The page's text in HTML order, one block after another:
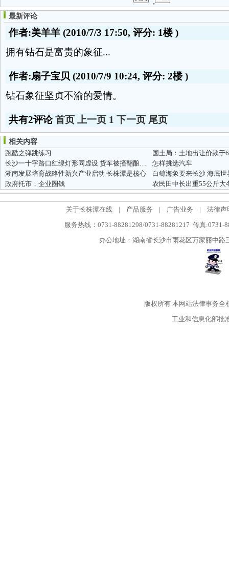
最新评论
作者:美羊羊 (2010/7/3 17:50, 评分: 1楼)
拥有钻石是富贵的象征...
作者:扇子宝贝 (2010/7/9 10:24, 评分: 2楼)
钻石象征坚贞不渝的爱情。
共有2评论首页 上一页 1 下一页 尾页
相关内容
跑酷之弹跳练习
国土局：土地出让价款于
长沙一十字路口红绿灯形同虚设 货车被撞翻酿惨剧
怎样挑选汽车
湖南发展培育战略性新兴产业启动 长株潭是核心
政府托市，企业圈钱
农民田中长出重55公斤大
关于长株潭在线 | 产品服务 | 广告业务 |
法律声
服务热线：0731-88281298/0731-88281217 传真:0731-
办公地址：湖南省长沙市雨花区万家丽中
版权所有本网站法律事务全
工业和信息化部批